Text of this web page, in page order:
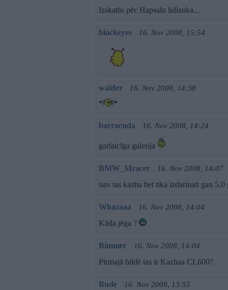
Izskatās pēc Hapsalu lidlauka...
blackeyes 16. Nov 2008, 15:54
walder 16. Nov 2008, 14:38
barracuda 16. Nov 2008, 14:24
garlaicīga galerija
BMW_Mracer 16. Nov 2008, 14:07
nav tas kazha bet tika izdarinati gan 5.0
Whazaaa 16. Nov 2008, 14:04
Kāda jēga ?
Bimmer 16. Nov 2008, 14:04
Pirmajā bildē tas ir Kazhaa CL600?
Bude 16. Nov 2008, 13:55